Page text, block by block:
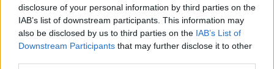
disclosure of your personal information by third parties on the
IAB’s list of downstream participants. This information may
also be disclosed by us to third parties on the IAB’s List of
Downstream Participants that may further disclose it to other